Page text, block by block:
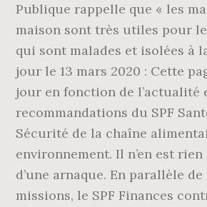
Publique rappelle que « les
maison sont très utiles pour
qui sont malades et isolées à
jour le 13 mars 2020 : Cette
jour en fonction de l’actualité
recommandations du SPF
Sécurité de la chaîne
environnement. Il n’en est rien
d’une arnaque. En parallèle
missions, le SPF Finances